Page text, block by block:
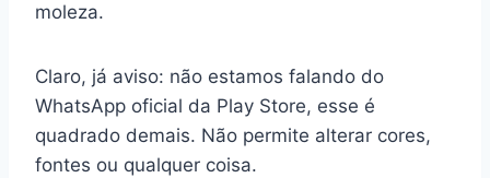
moleza.
Claro, já aviso: não estamos falando do
WhatsApp oficial da Play Store, esse é
quadrado demais. Não permite alterar cores,
fontes ou qualquer coisa.